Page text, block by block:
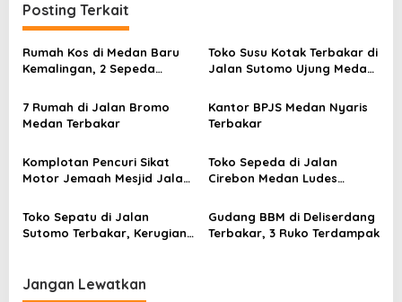
g
a
s
p
s
Posting Terkait
Rumah Kos di Medan Baru
Kemalingan, 2 Sepeda
Toko Susu Kotak Terbakar di
Jalan Sutomo Ujung Medan,
7 Rumah di Jalan Bromo
Medan Terbakar
Kantor BPJS Medan Nyaris
Terbakar
Komplotan Pencuri Sikat
Motor Jemaah Mesjid Jalan
Toko Sepeda di Jalan
Cirebon Medan Ludes
Toko Sepatu di Jalan
Sutomo Terbakar, Kerugian
Gudang BBM di Deliserdang
Terbakar, 3 Ruko Terdampak
Jangan Lewatkan